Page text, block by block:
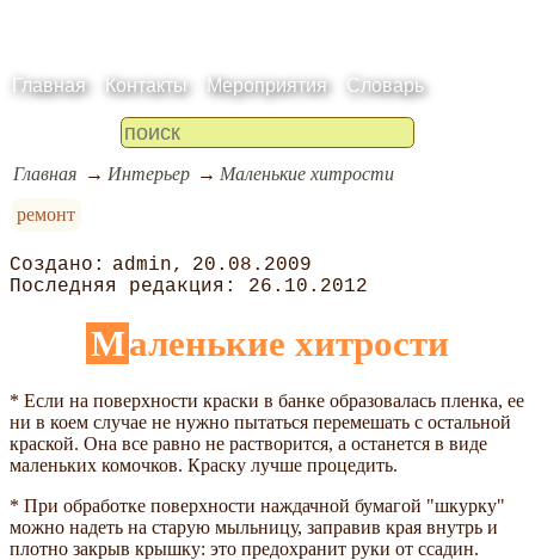
Главная Контакты Мероприятия Словарь
Главная Интерьер
Маленькие хитрости
ремонт
admin
20.08.2009
26.10.2012
Маленькие хитрости
* Если на поверхности краски в банке образовалась пленка, ее
ни в коем случае не нужно пытаться перемешать с остальной
краской. Она все равно не растворится, а останется в виде
маленьких комочков. Краску лучше процедить.
* При обработке поверхности наждачной бумагой "шкурку"
можно надеть на старую мыльницу, заправив края внутрь и
плотно закрыв крышку: это предохранит руки от ссадин.